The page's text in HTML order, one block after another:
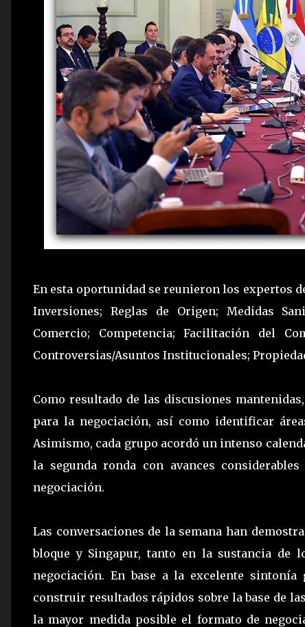
En esta oportunidad se reunieron los expertos
Inversiones; Reglas de Origen; Medidas
Comercio; Competencia; Facilitación del
Controversias/Asuntos Institucionales;
Como resultado de las discusiones
para la negociación, así como identificar
Asimismo, cada grupo acordó un intenso
la segunda ronda con avances
negociación.
Las conversaciones de la semana han
bloque y Singapur, tanto en la sustancia de
negociación. En base a la excelente
construir resultados rápidos sobre la base de
la mayor medida posible el formato de